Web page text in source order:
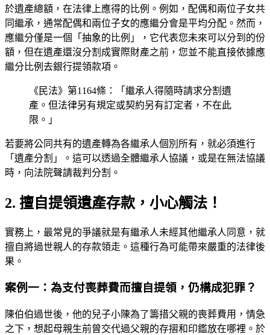
於遺產總額，在法律上應得的比例。例如，配偶和兩位子女共
同繼承，通常配偶和兩位子女的應繼分會是平均分配。然而，
應繼分僅是一個「抽象的比例」，它代表您未來可以分到的份
額，但在遺產還沒分割成實際財產之前，您並不能直接依據應
繼分比例去銀行提領款項。
《民法》第1164條：「繼承人得隨時請求分割遺
產。但法律另有規定或契約另有訂定者，不在此
限。」
若要將公同共有的遺產轉為各繼承人個別所有，就必須進行
「遺產分割」。這可以透過全體繼承人協議，或是在無法協議
時，向法院聲請裁判分割。
2. 擅自提領遺產存款，小心觸法！
實務上，最常見的爭議就是有繼承人未經其他繼承人同意，就
擅自將過世親人的存款領走。這種行為可能帶來嚴重的法律後
果。
案例一：為支付喪葬費而擅自提領，仍構成犯罪？
陳伯伯過世後，他的兒子小陳為了籌措父親的喪葬費用，情急
之下，想起母親生前曾交代過父親的存摺和印鑑放在哪裡。於